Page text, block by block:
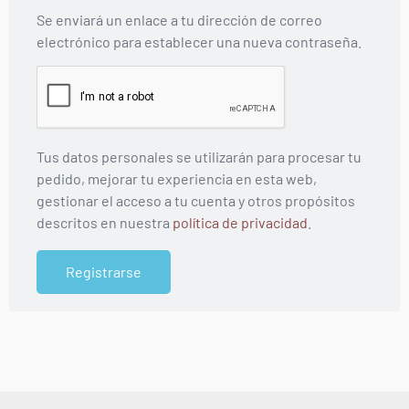
Se enviará un enlace a tu dirección de correo
electrónico para establecer una nueva contraseña.
Tus datos personales se utilizarán para procesar tu
pedido, mejorar tu experiencia en esta web,
gestionar el acceso a tu cuenta y otros propósitos
descritos en nuestra política de privacidad
Registrarse